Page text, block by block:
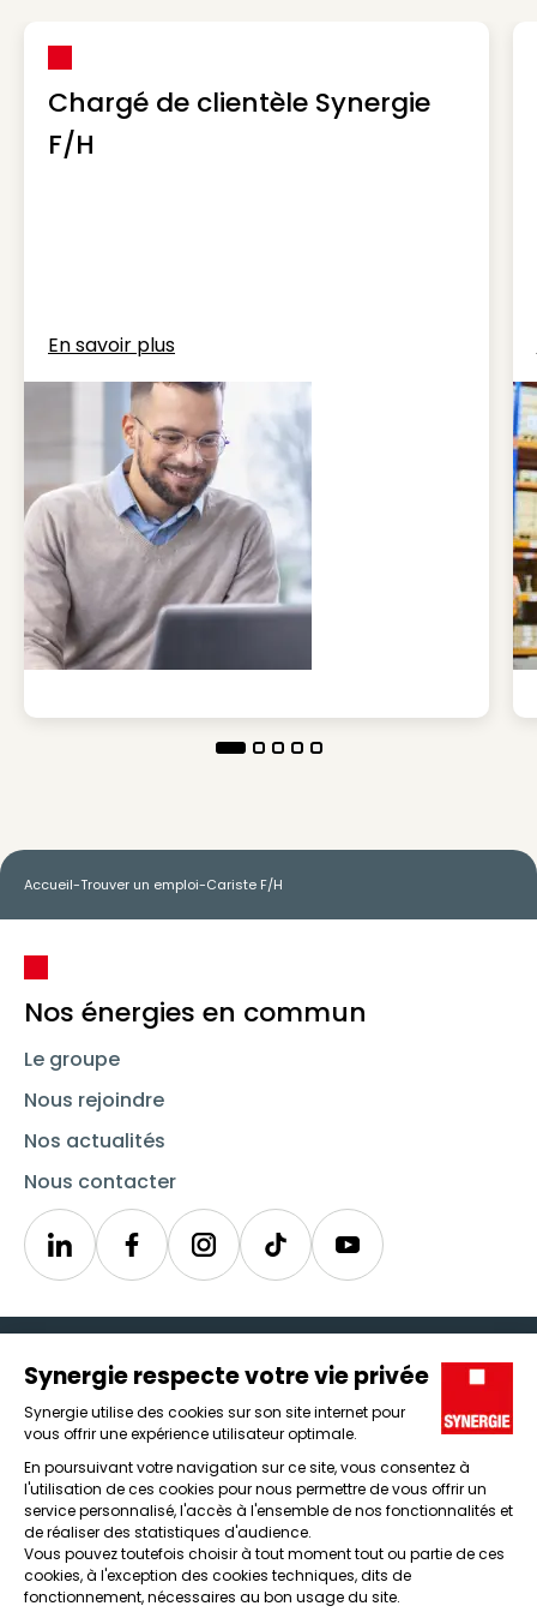
Chargé de clientèle Synergie
F/H
En savoir plus
Accueil-Trouver un emploi-Cariste F/H
Nos énergies en commun
Le groupe
Nous rejoindre
Nos actualités
Nous contacter
LinkedinSynergieInstagramTikTok Youtube
Icône d'illustration
Candidats
Entreprises
Icône d'illustration
Nos agences
Icône d'illustration
Conditions générales d'utilisation et mentions légales
Protection des données
Lanceur d'alertes